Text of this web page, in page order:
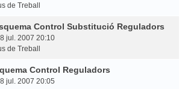
de Treball
Control Substitució Reguladors
jul. 2007 20:10
de Treball
Control Reguladors
jul. 2007 20:05